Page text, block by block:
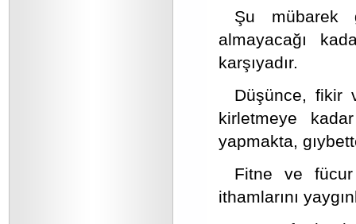
Şu mübarek
almayacağı
karşıyadır.
Düşünce, fikir
kirletmeye
yapmakta,
Fitne ve fücur
ithamlarını